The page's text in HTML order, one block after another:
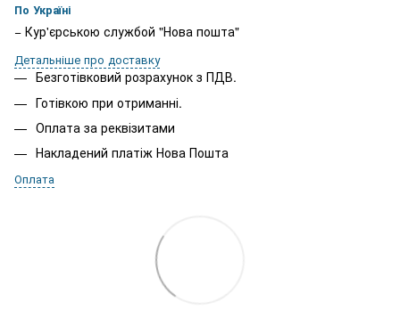
По Україні
− Кур'єрською службой "Нова пошта"
Детальніше про доставку
Безготівковий розрахунок з ПДВ.
Готівкою при отриманні.
Оплата за реквізитами
Накладений платіж Нова Пошта
Оплата